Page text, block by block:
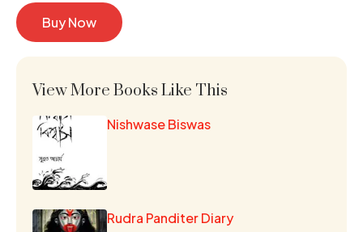
Buy Now
View More Books Like This
Nishwase Biswas
Rudra Panditer Diary